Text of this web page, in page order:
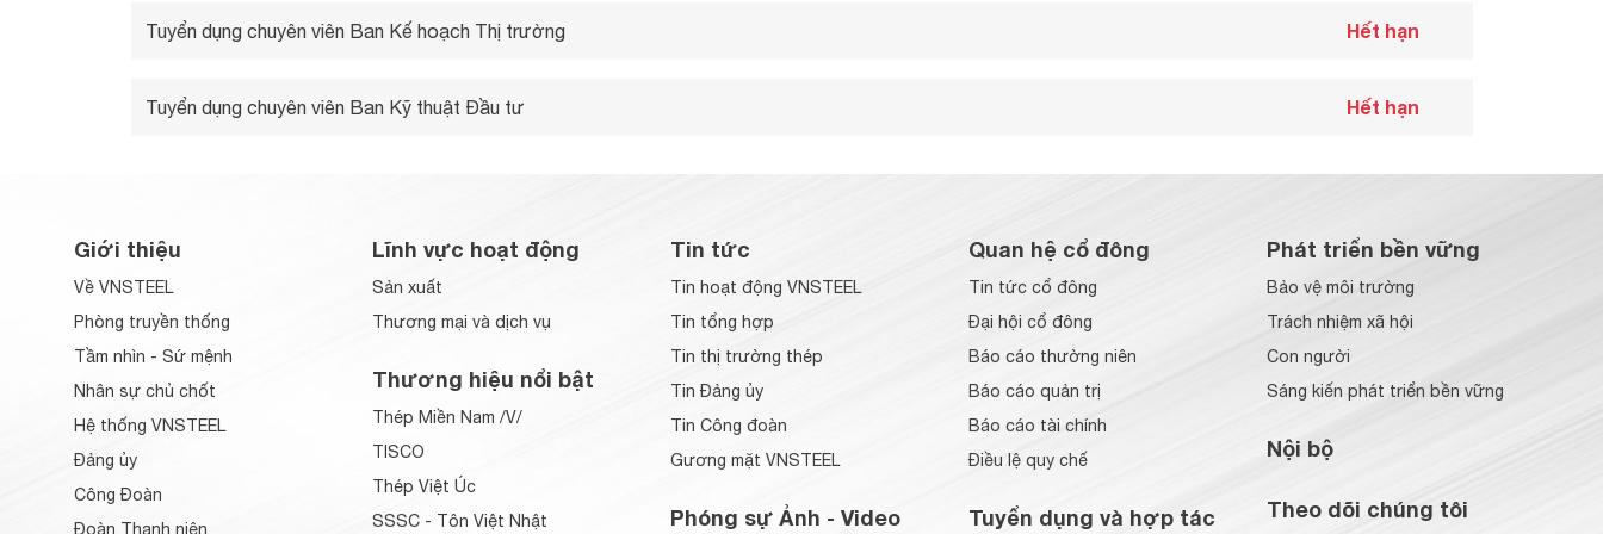
Tuyển dụng chuyên viên Ban Kế hoạch Thị trường Hết hạn
Tuyển dụng chuyên viên Ban Kỹ thuật Đầu tư Hết hạn
Giới thiệu
Về VNSTEEL
Phòng truyền thống
Tầm nhìn - Sứ mệnh
Nhân sự chủ chốt
Hệ thống VNSTEEL
Đảng ủy
Công Đoàn
Đoàn Thanh niên
Lĩnh vực hoạt động
Sản xuất
Thương mại và dịch vụ
Thương hiệu nổi bật
Thép Miền Nam /V/
TISCO
Thép Việt Úc
SSSC - Tôn Việt Nhật
Tin tức
Tin hoạt động VNSTEEL
Tin tổng hợp
Tin thị trường thép
Tin Đảng ủy
Tin Công đoàn
Gương mặt VNSTEEL
Phóng sự Ảnh - Video
Quan hệ cổ đông
Tin tức cổ đông
Đại hội cổ đông
Báo cáo thường niên
Báo cáo quản trị
Báo cáo tài chính
Điều lệ quy chế
Tuyển dụng và hợp tác
Phát triển bền vững
Bảo vệ môi trường
Trách nhiệm xã hội
Con người
Sáng kiến phát triển bền vững
Nội bộ
Theo dõi chúng tôi